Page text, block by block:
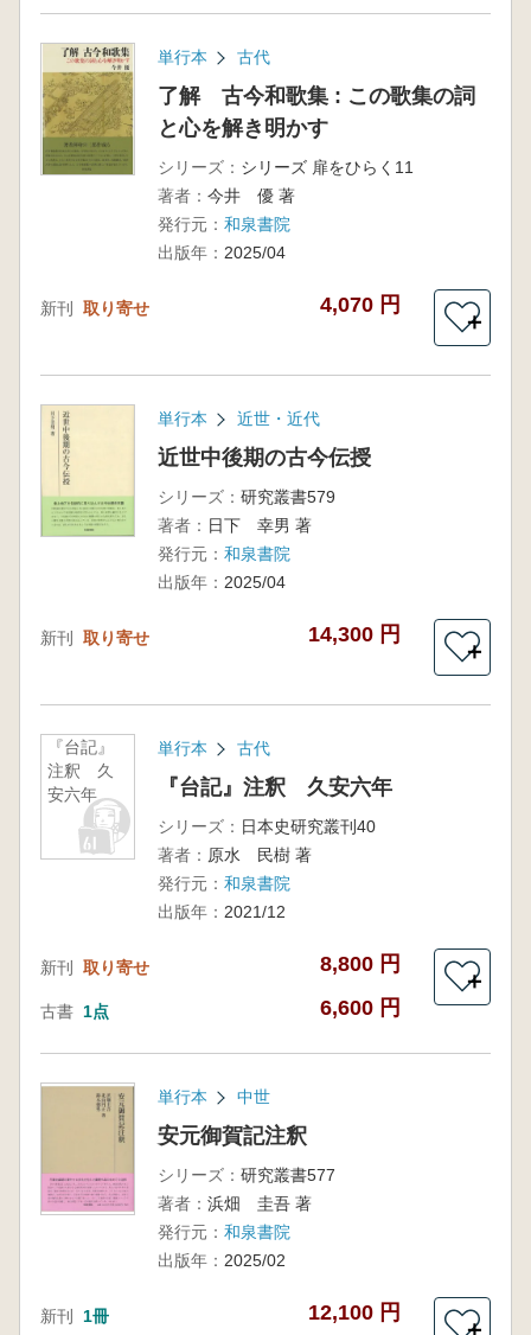
単行本 古代
了解 古今和歌集 : この歌集の詞
と心を解き明かす
シリーズ： シリーズ 扉をひらく11
著者： 今井 優 著
発行元： 和泉書院
出版年： 2025/04
新刊 取り寄せ 4,070 円
＋
単行本 近世・近代
近世中後期の古今伝授
シリーズ： 研究叢書579
著者： 日下 幸男 著
発行元： 和泉書院
出版年： 2025/04
新刊 取り寄せ 14,300 円
＋
『台記』
注釈 久
安六年
単行本 古代
『台記』注釈 久安六年
シリーズ： 日本史研究叢刊40
著者： 原水 民樹 著
発行元： 和泉書院
出版年： 2021/12
新刊 取り寄せ 8,800 円
古書 1点 6,600 円
＋
単行本 中世
安元御賀記注釈
シリーズ： 研究叢書577
著者： 浜畑 圭吾 著
発行元： 和泉書院
出版年： 2025/02
新刊 1冊 12,100 円
＋